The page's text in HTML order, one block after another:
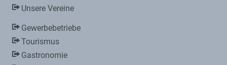
Unsere Vereine
Gewerbebetriebe
Tourismus
Gastronomie